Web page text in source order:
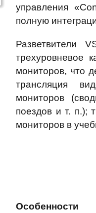
управления
полную
Разветвители
трехуровневое
мониторов, что
трансляция
мониторов
поездов и т. п.);
мониторов в
Особенности